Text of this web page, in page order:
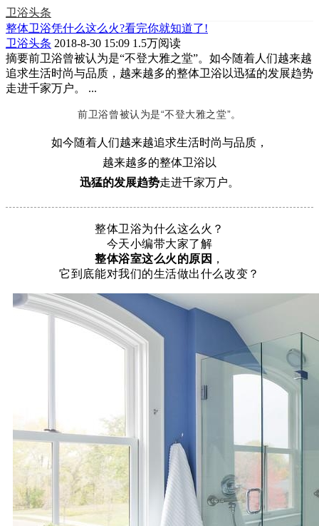
卫浴头条
整体卫浴凭什么这么火?看完你就知道了!
卫浴头条 2018-8-30 15:09 1.5万阅读
摘要前卫浴曾被认为是“不登大雅之堂”。如今随着人们越来越
追求生活时尚与品质，越来越多的整体卫浴以迅猛的发展趋势
走进千家万户。 ...
前卫浴曾被认为是“不登大雅之堂”。
如今随着人们越来越追求生活时尚与品质，
越来越多的整体卫浴以
迅猛的发展趋势走进千家万户。
整体卫浴为什么这么火？
今天小编带大家了解
整体浴室这么火的原因 ，
它到底能对我们的生活做出什么改变？